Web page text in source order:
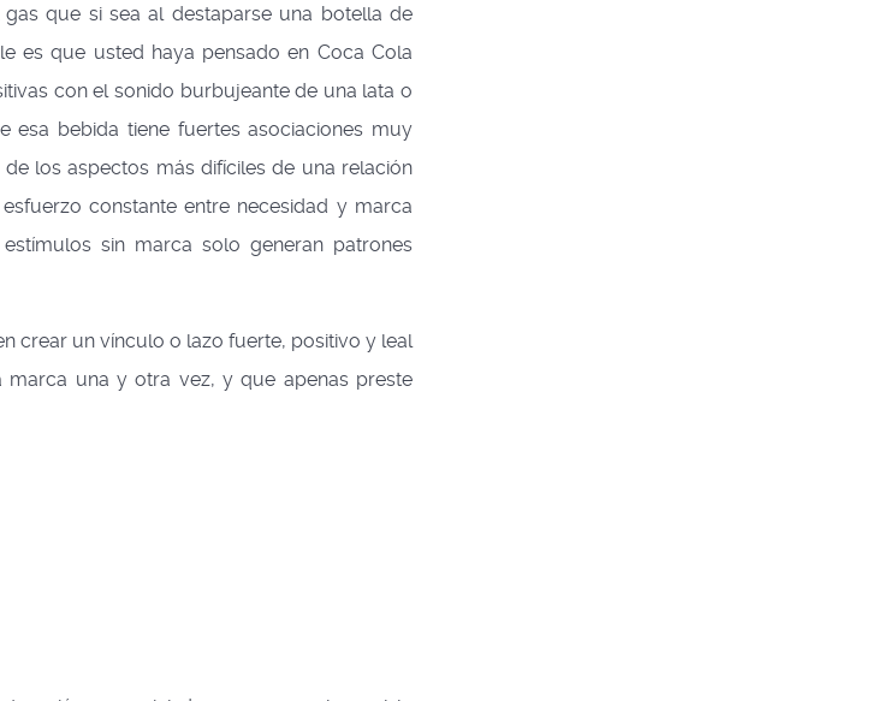
que si sea al destaparse una botella de
es que usted haya pensado en Coca Cola
con el sonido burbujeante de una lata o
bebida tiene fuertes asociaciones muy
los aspectos más difíciles de una relación
constante entre necesidad y marca
sin marca solo generan patrones
crear un vínculo o lazo fuerte, positivo y leal
una y otra vez, y que apenas preste